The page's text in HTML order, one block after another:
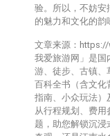
验。所以，不妨安
的魅力和文化的韵
文章来源：
我爱旅游网」是国
游、徒步、古镇、
百科全书‌（含文化
指南、小众玩法）
从行程规划、费
题，助您解锁沉